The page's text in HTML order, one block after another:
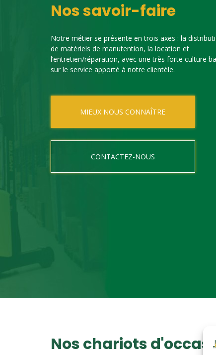
Nos savoir-faire
Notre métier se présente en trois axes : la
de matériels de manutention, la location et
l’entretien/réparation, avec une très forte culture
sur le service apporté à notre clientèle.
MIEUX NOUS CONNAÎTRE
CONTACTEZ-NOUS
Nos chariots